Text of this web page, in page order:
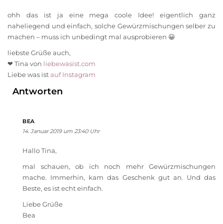
ohh das ist ja eine mega coole Idee! eigentlich ganz
naheliegend und einfach, solche Gewürzmischungen selber zu
machen – muss ich unbedingt mal ausprobieren 😀
liebste Grüße auch,
❤ Tina von liebewasist.com
Liebe was istauf Instagram
Antworten
BEA
14. Januar 2019 um 23:40 Uhr
Hallo Tina,
mal schauen, ob ich noch mehr Gewürzmischungen
mache. Immerhin, kam das Geschenk gut an. Und das
Beste, es ist echt einfach.
Liebe Grüße
Bea